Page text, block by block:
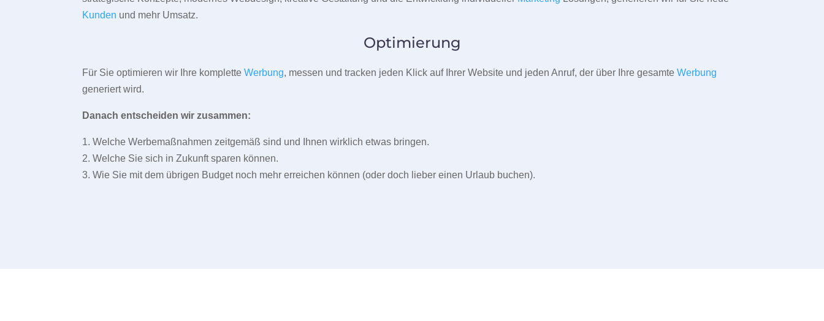
Kunden und mehr Umsatz.
Optimierung
Für Sie optimieren wir Ihre kompletteWerbung, messen und tracken jeden Klick auf Ihrer Website und jeden Anruf, der über Ihre gesamteWerbung
generiert wird.
Danach entscheiden wir zusammen:
1. Welche Werbemaßnahmen zeitgemäß sind und Ihnen wirklich etwas bringen.
2. Welche Sie sich in Zukunft sparen können.
3. Wie Sie mit dem übrigen Budget noch mehr erreichen können (oder doch lieber einen Urlaub buchen).